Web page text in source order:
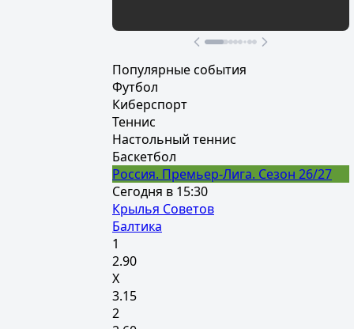
Популярные события
Футбол
Киберспорт
Теннис
Настольный теннис
Баскетбол
Россия. Премьер-Лига. Сезон 26/27
Сегодня в 15:30
Крылья Советов
Балтика
1
2.90
Х
3.15
2